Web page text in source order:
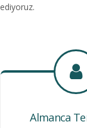
ediyoruz.
Almanca